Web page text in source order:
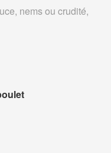
nems ou crudité,